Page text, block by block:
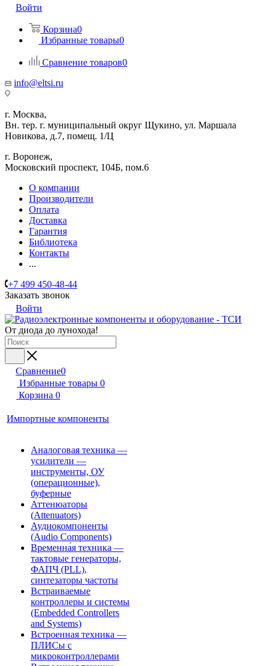
Войти
Корзина0
Избранные товары0
Сравнение товаров0
info@eltsi.ru
г. Москва,
Вн. тер. г. муниципальный округ Щукино, ул. Маршала
Новикова, д.7, помещ. 1/Ц
г. Воронеж,
​Московский проспект, 104Б, пом.6
О компании
Производители
Оплата
Доставка
Гарантия
Библиотека
Контакты
...
+7 499 450-48-44
Заказать звонок
Войти
От диода до лунохода!
Сравнение0
Избранные товары 0
Корзина 0
Импортные компоненты
Аналоговая техника —
усилители —
инструменты, ОУ
(операционные),
буферные
Аттенюаторы
(Attenuators)
Аудиокомпоненты
(Audio Components)
Временна́я техника —
тактовые генераторы,
ФАПЧ (PLL),
синтезаторы частоты
Встраиваемые
контроллеры и системы
(Embedded Controllers
and Systems)
Встроенная техника —
ПЛИСы с
микроконтроллерами